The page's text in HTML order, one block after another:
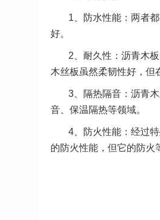
1、防水性能：两者
好。
2、耐久性：沥青木
木丝板虽然柔韧性好，但
3、隔热隔音：沥青
音、保温隔热等领域。
4、防火性能：经过
的防火性能，但它的防火